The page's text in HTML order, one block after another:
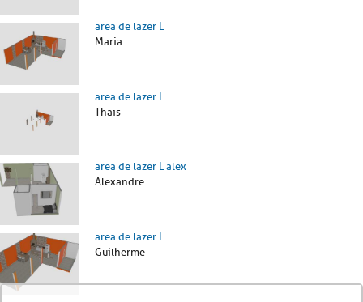
area de lazer L
Maria
area de lazer L
Thais
area de lazer L alex
Alexandre
area de lazer L
Guilherme